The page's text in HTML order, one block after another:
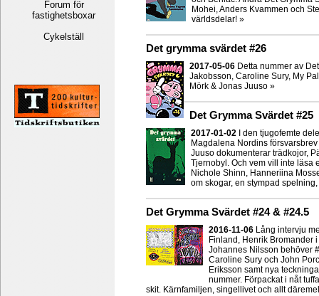
Mohei, Anders Kvammen och
världsdelar! »
Det grymma svärdet #26
2017-05-06 Detta nummer av
Jakobsson, Caroline Sury, My
Mörk & Jonas Juuso »
Det Grymma Svärdet #25
2017-01-02
I den tjugofemte
Magdalena Nordins
Juuso dokumenterar trädkojor,
Tjernobyl. Och vem vill inte läsa
Nichole Shinn, Hanneriina
om skogar, en stympad
Det Grymma Svärdet #24 & #24.5
2016-11-06 Lång intervju
Finland, Henrik Bromander
Johannes Nilsson behöver
Caroline Sury och John
Eriksson samt nya
nummer. Förpackat i nåt
skit. Kärnfamiljen, singellivet och allt
Forum för
fastighetsboxar
Cykelställ